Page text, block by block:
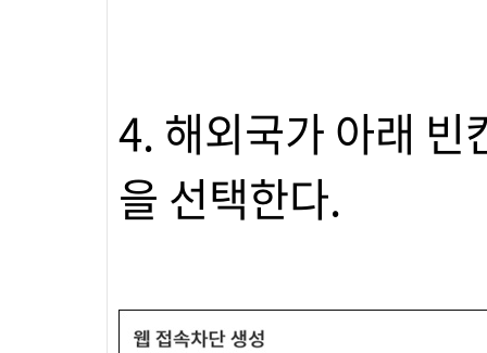
4. 해외국가 아래 빈
을 선택한다.